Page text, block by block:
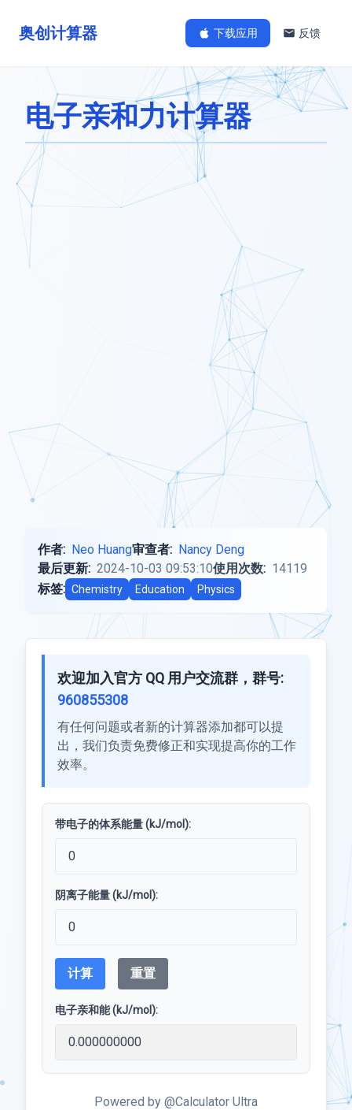
奥创计算器 下载应用 反馈
电子亲和力计算器
作者: Neo Huang审查者: Nancy Deng
最后更新: 2024-10-03 09:53:10使用次数: 14119
标签: Chemistry Education Physics
欢迎加入官方 QQ 用户交流群，群号:
960855308
有任何问题或者新的计算器添加都可以提
出，我们负责免费修正和实现提高你的工作
效率。
带电子的体系能量 (kJ/mol):
阴离子能量 (kJ/mol):
计算 重置
电子亲和能 (kJ/mol):
Powered by @Calculator Ultra